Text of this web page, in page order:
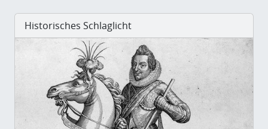
Historisches Schlaglicht